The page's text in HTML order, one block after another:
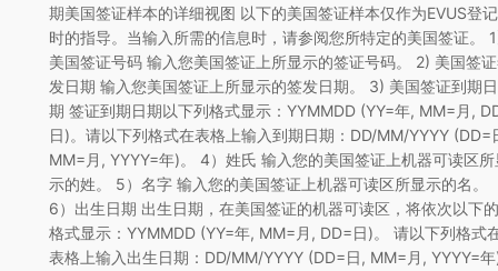
期美国签证样本的详细视图 以下的美国​​签证样本仅作为EVUS登记
时的指导。当输入所需的信息时，请参阅您所特定的美国签证。
美国签证号码 输入您美国签证上所显示的签证号码。 2) 美国签
发日期 输入您美国签证上所显示的签发日期。 3) 美国签证到期日
期 签证到期日期以下列格式显示：YYMMDD (YY=年, MM=月,
日)。请以下列格式在表格上输入到期日期：DD/MM/YYYY (DD=
MM=月, YYYY=年)。 4）姓氏 输入您的美国签证上机器可读区所
示的姓。 5）名字 输入您的美国签证上机器可读区所显示的名。
6）出生日期 出生日期，在美国签证的机器可读区，将依次以下的
格式显示：YYMMDD (YY=年, MM=月, DD=日)。 请以下列格式
表格上输入出生日期：DD/MM/YYYY (DD=日, MM=月, YYYY=